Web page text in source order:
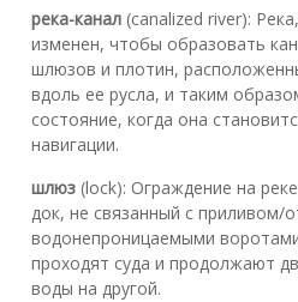
река-канал (canalized river):
изменен, чтобы образовать
шлюзов и плотин,
вдоль ее русла, и таким
состояние, когда она
навигации.
шлюз (lock): Ограждение на
док, не связанный с приливом/
водонепроницаемыми
проходят суда и продолжают
воды на другой.